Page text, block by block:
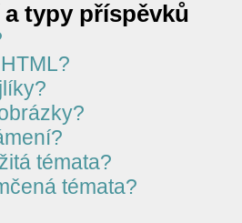
typy příspěvků
témata?
témata?